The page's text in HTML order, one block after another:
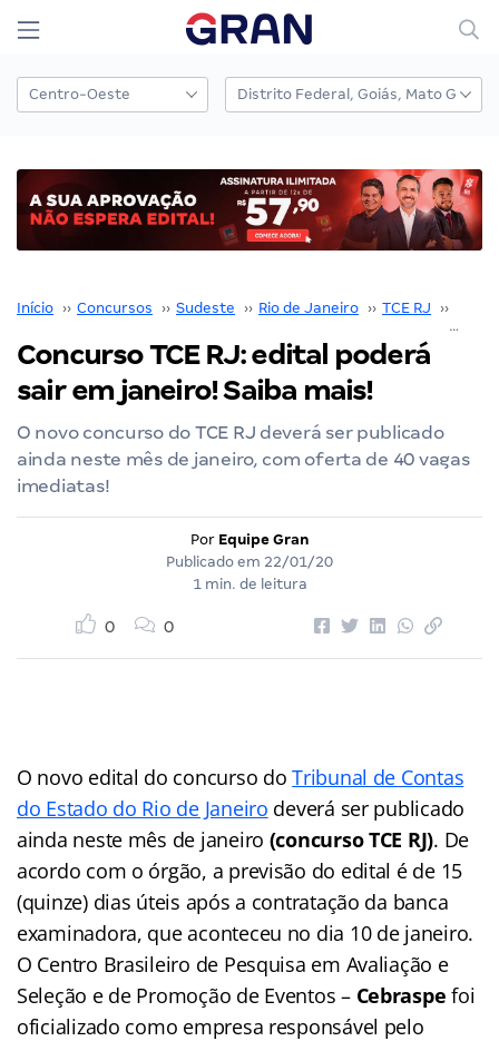
Início ›› Concursos ›› Sudeste ›› Rio de Janeiro ›› TCE RJ ››
Concurso TCE RJ: edital poderá
sair em janeiro! Saiba mais!
O novo concurso do TCE RJ deverá ser publicado
ainda neste mês de janeiro, com oferta de 40 vagas
imediatas!
Por Equipe Gran
Publicado em 22/01/20
1 min. de leitura
0 0
O novo edital do concurso doTribunal de Contas
do Estado do Rio de Janeiro deverá ser publicado
ainda neste mês de janeiro (concurso TCE RJ). De
acordo com o órgão, a previsão do edital é de 15
(quinze) dias úteis após a contratação da banca
examinadora, que aconteceu no dia 10 de janeiro.
O Centro Brasileiro de Pesquisa em Avaliação e
Seleção e de Promoção de Eventos – Cebraspe foi
oficializado como empresa responsável pelo